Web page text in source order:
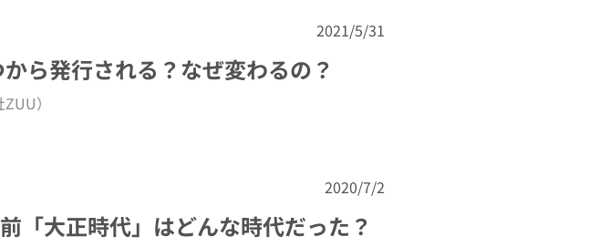
2021/5/31
ら発行される？なぜ変わるの？
）
2020/7/2
「大正時代」はどんな時代だった？